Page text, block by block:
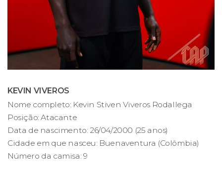
KEVIN VIVEROS
Nome completo: Kevin Stiven Viveros Rodallega
Posição: Atacante
Data de nascimento: 26/04/2000 (25 anos)
Cidade em que nasceu: Buenaventura (Colômbia)
Número da camisa: 9